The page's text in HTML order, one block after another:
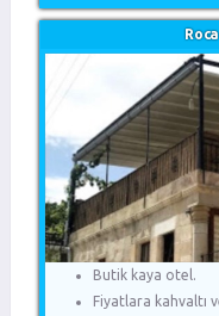
Butik kaya otel.
Fiyatlara kahvaltı